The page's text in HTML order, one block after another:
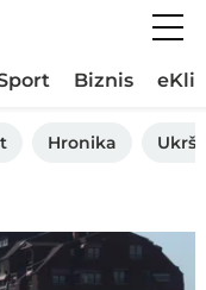
Biznis
Hronika